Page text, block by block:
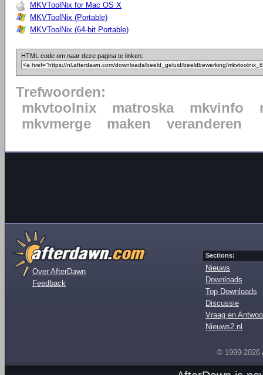
MKVToolNix for Mac OS X
MKVToolNix (Portable)
MKVToolNix (64-bit Portable)
HTML code om naar deze pagina te linken:
Trefwoorden:
mkvtoolnix
matroska mkvinfo
mkvmerge
maken veranderen
Over AfterDawn
Feedback
Sections:
Nieuws
Downloads
Top Downloads
Discussie
Vraag en
Nieuws2.nl
© 1999-2026